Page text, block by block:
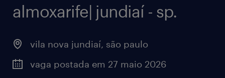
almoxarife| jundiaí - sp.
vila nova jundiaí, são paulo
vaga postada em 27 maio 2026